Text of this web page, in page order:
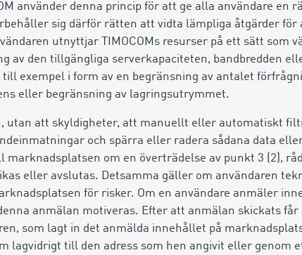
använder denna princip för att ge alla användare en
sig därför rätten att vidta lämpliga åtgärder för
utnyttjar TIMOCOMs resurser på ett sätt som
av den tillgängliga serverkapaciteten, bandbredden
exempel i form av en begränsning av antalet
eller begränsning av lagringsutrymmet.
utan att skyldigheter, att manuellt eller automatiskt
och spärra eller radera sådana data
marknadsplatsen om en överträdelse av punkt 3 (2),
eller avslutas. Detsamma gäller om användaren
för risker. Om en användare anmäler
anmälan motiveras. Efter att anmälan skickats får
som lagt in det anmälda innehållet på
lagvidrigt till den adress som hen angivit eller genom